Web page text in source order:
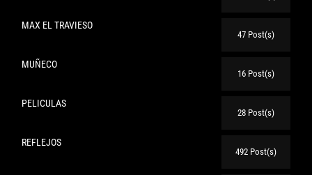
MAX EL TRAVIESO
47 Post(s)
MUÑECO
16 Post(s)
PELICULAS
28 Post(s)
REFLEJOS
492 Post(s)